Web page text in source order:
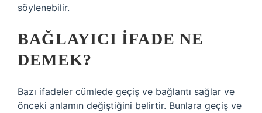
söylenebilir.
BAĞLAYICI IFADE NE
DEMEK?
Bazı ifadeler cümlede geçiş ve bağlantı sağlar ve
önceki anlamın değiştiğini belirtir. Bunlara geçiş ve